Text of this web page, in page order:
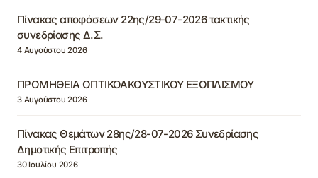
Πίνακας αποφάσεων 22ης/29-07-2026 τακτικής
συνεδρίασης Δ.Σ.
4 Αυγούστου 2026
ΠΡΟΜΗΘΕΙΑ ΟΠΤΙΚΟΑΚΟΥΣΤΙΚΟΥ ΕΞΟΠΛΙΣΜΟΥ
3 Αυγούστου 2026
Πίνακας Θεμάτων 28ης/28-07-2026 Συνεδρίασης
Δημοτικής Επιτροπής
30 Ιουλίου 2026